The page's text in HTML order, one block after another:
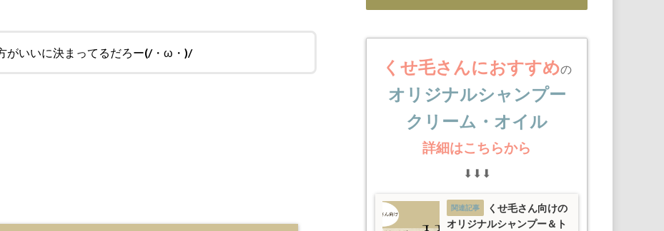
がいいに決まってるだろー(/・ω・)/
くせ毛さんにおすすめの
オリジナルシャンプー
クリーム・オイル
詳細はこちらから
⬇︎⬇︎⬇︎
くせ毛さん向けの
オリジナルシャンプー＆ト